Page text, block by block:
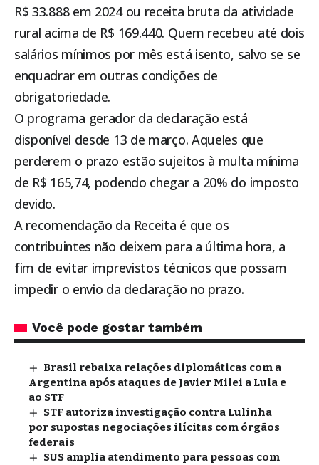
R$ 33.888 em 2024 ou receita bruta da atividade
rural acima de R$ 169.440. Quem recebeu até dois
salários mínimos por mês está isento, salvo se se
enquadrar em outras condições de
obrigatoriedade.
O programa gerador da declaração está
disponível desde 13 de março. Aqueles que
perderem o prazo estão sujeitos à multa mínima
de R$ 165,74, podendo chegar a 20% do imposto
devido.
A recomendação da Receita é que os
contribuintes não deixem para a última hora, a
fim de evitar imprevistos técnicos que possam
impedir o envio da declaração no prazo.
Você pode gostar também
Brasil rebaixa relações diplomáticas com a
Argentina após ataques de Javier Milei a Lula e
ao STF
STF autoriza investigação contra Lulinha
por supostas negociações ilícitas com órgãos
federais
SUS amplia atendimento para pessoas com